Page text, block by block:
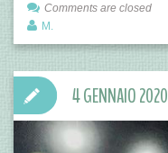
Comments are closed
M.
4 GENNAIO 2020